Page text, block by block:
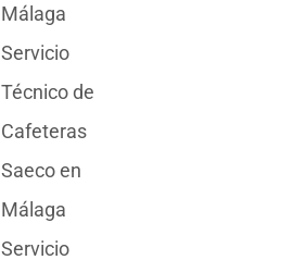
Málaga
Servicio
Técnico de
Cafeteras
Saeco en
Málaga
Servicio